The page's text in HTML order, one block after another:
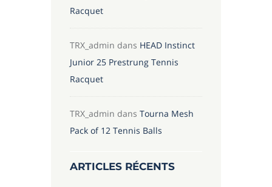
Racquet
TRX_admin dans HEAD Instinct
Junior 25 Prestrung Tennis
Racquet
TRX_admin dans Tourna Mesh
Pack of 12 Tennis Balls
ARTICLES RÉCENTS